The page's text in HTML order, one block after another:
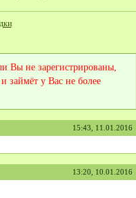
Вы не зарегистрированы,
займёт у Вас не более
15:43, 11.01.2016
13:20, 10.01.2016